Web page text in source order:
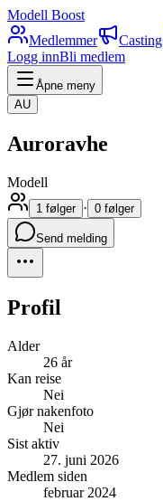
Modell Boost
Medlemmer
Casting
Logg innBli medlem
Åpne meny
AU
Auroravhe
Modell
1 følger · 0 følger
Send melding
Profil
Alder
26 år
Kan reise
Nei
Gjør nakenfoto
Nei
Sist aktiv
27. juni 2026
Medlem siden
februar 2024